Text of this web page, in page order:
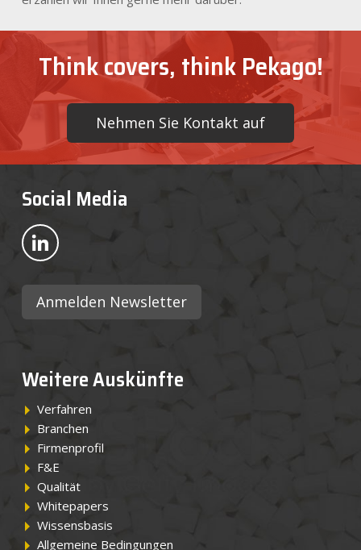
Think covers, think Pekago!
Nehmen Sie Kontakt auf
Social Media
Bekijk ons op LinkedIn
Anmelden Newsletter
Weitere Auskünfte
Verfahren
Branchen
Firmenprofil
F&E
Qualität
Whitepapers
Wissensbasis
Allgemeine Bedingungen